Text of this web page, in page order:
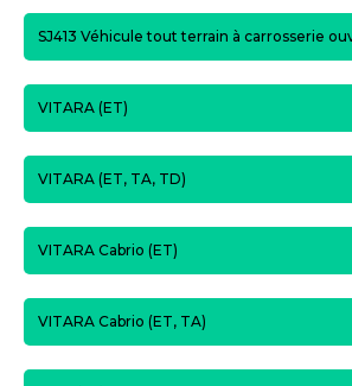
SJ413 Véhicule tout terrain à carrosserie
VITARA (ET)
VITARA (ET, TA, TD)
VITARA Cabrio (ET)
VITARA Cabrio (ET, TA)